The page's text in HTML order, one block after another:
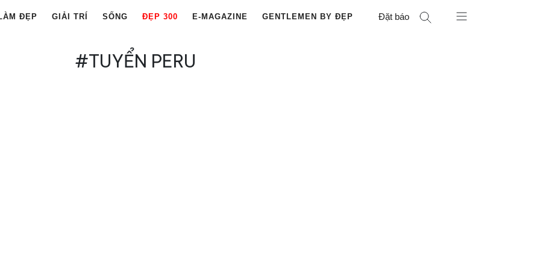
ĐẸP GIẢI TRÍ SỐNG ĐẸP 300 E-MAGAZINE GENTLEMEN BY ĐẸP Đặt báo
#TUYỂN PERU